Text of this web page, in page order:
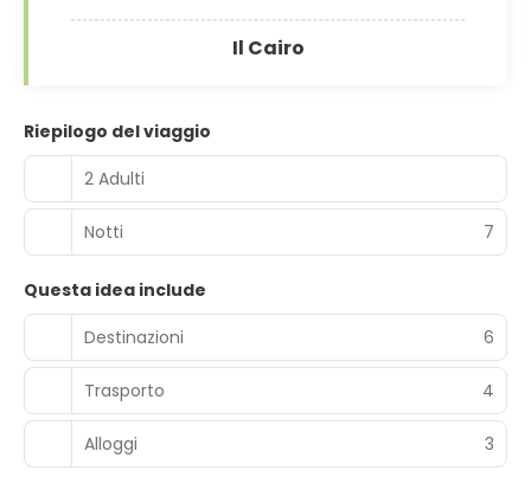
Il Cairo
Riepilogo del viaggio
2 Adulti
Notti 7
Questa idea include
Destinazioni
6
Trasporto 4
Alloggi 3